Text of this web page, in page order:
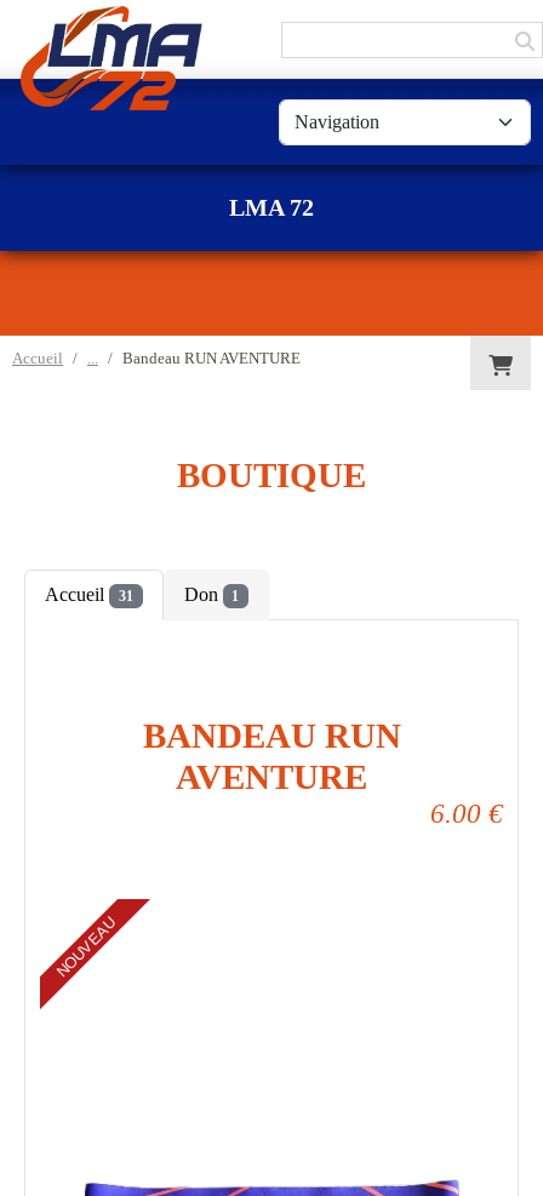
LMA 72
Accueil Bandeau RUN AVENTURE
BOUTIQUE
Accueil 31 Don 1
BANDEAU RUN
AVENTURE
6.00 €
NOUVEAU
Panneau de gestion des cookies